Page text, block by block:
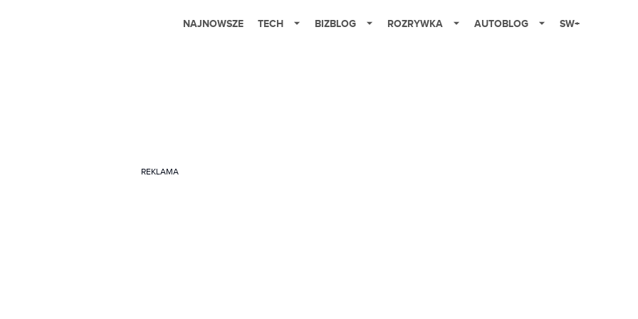
NAJNOWSZE TECH BIZBLOG ROZRYWKA AUTOBLOG SW+
REKLAMA